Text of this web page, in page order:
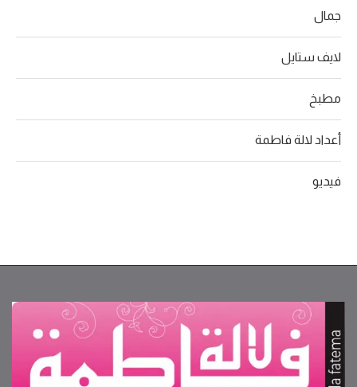
جمال
لايف ستايل
مطبخ
أعداد لالة فاطمة
فيديو